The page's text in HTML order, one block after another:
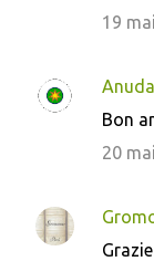
19
Bon
20